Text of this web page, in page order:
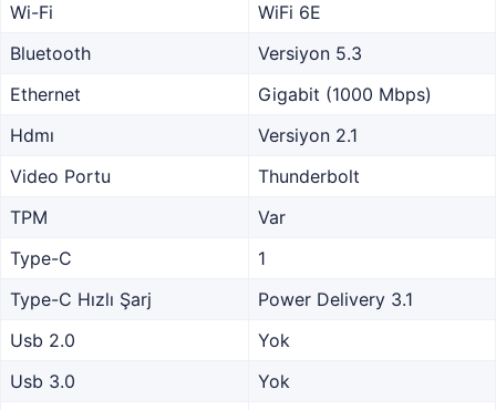
Wi-Fi
WiFi 6E
Bluetooth
Versiyon 5.3
Ethernet
Gigabit (1000 Mbps)
Hdmı
Versiyon 2.1
Video Portu
Thunderbolt
TPM
Var
Type-C
1
Type-C Hızlı Şarj
Power Delivery 3.1
Usb 2.0
Yok
Usb 3.0
Yok